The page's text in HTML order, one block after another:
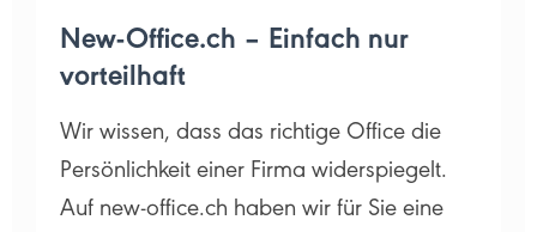
New-Office.ch – Einfach nur
vorteilhaft
Wir wissen, dass das richtige Office die
Persönlichkeit einer Firma widerspiegelt.
Auf new-office.ch haben wir für Sie eine